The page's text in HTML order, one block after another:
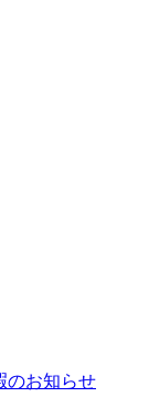
のお知らせ